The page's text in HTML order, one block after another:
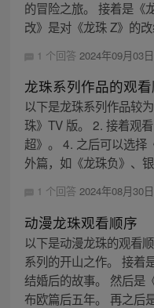
的冒险之旅。 接着是《
改》是对《龙珠 Z》的
1 个回答 2024年09月03
龙珠系列作品的观
以下是龙珠系列作品较
珠》TV 版。 2. 接着观
超》。 4. 之后可以选择
外篇，如《龙珠负》、
1 个回答 2024年08月30
动漫龙珠观看顺序
以下是动漫龙珠的观看
系列的开山之作。 接着
结婚后的故事。 然后是
布欧篇后五年。 再之后